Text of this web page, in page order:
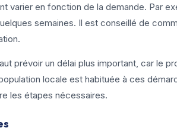
varier en fonction de la demande. Par
semaines. Il est conseillé de
prévoir un délai plus important, car le
locale est habituée à ces
les étapes nécessaires.